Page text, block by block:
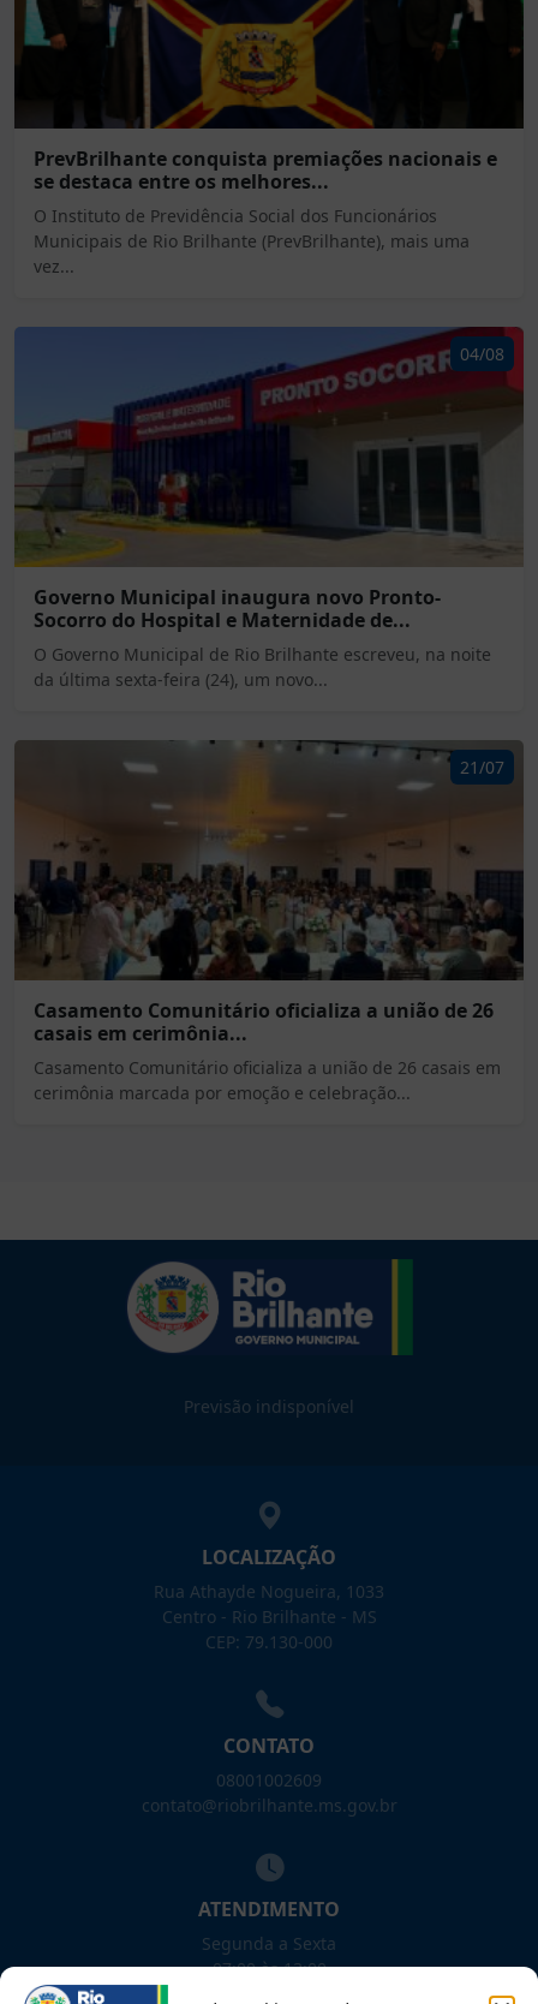
PrevBrilhante conquista premiações nacionais e
se destaca entre os melhores...
O Instituto de Previdência Social dos Funcionários
Municipais de Rio Brilhante (PrevBrilhante), mais uma
vez...
04/08
Governo Municipal inaugura novo Pronto-
Socorro do Hospital e Maternidade de...
O Governo Municipal de Rio Brilhante escreveu, na noite
da última sexta-feira (24), um novo...
21/07
Casamento Comunitário oficializa a união de 26
casais em cerimônia...
Casamento Comunitário oficializa a união de 26 casais em
cerimônia marcada por emoção e celebração...
Previsão indisponível
LOCALIZAÇÃO
Rua Athayde Nogueira, 1033
Centro - Rio Brilhante - MS
CEP: 79.130-000
CONTATO
08001002609
contato@riobrilhante.ms.gov.br
ATENDIMENTO
Segunda a Sexta
07:00 às 13:00